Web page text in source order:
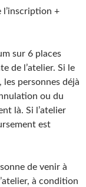
l’inscription +
sur 6 places
de l’atelier. Si le
personnes déjà
ou du
là. Si l’atelier
est
de venir à
à condition